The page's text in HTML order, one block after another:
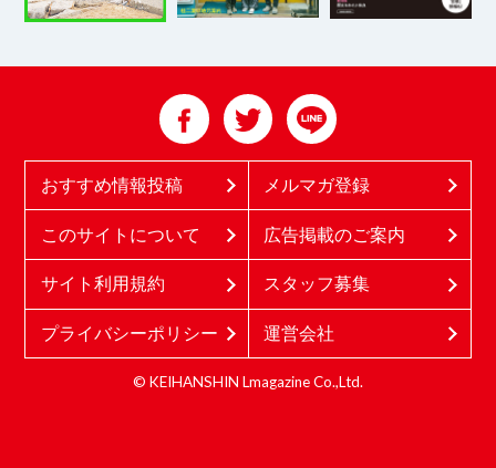
おすすめ情報投稿 メルマガ登録
このサイトについて 広告掲載のご案内
サイト利用規約 スタッフ募集
プライバシーポリシー 運営会社
© KEIHANSHIN Lmagazine Co.,Ltd.